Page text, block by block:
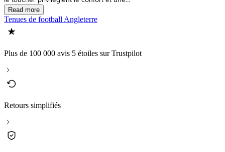
Tenues de football Angleterre
Plus de 100 000 avis 5 étoiles sur Trustpilot
Retours simplifiés